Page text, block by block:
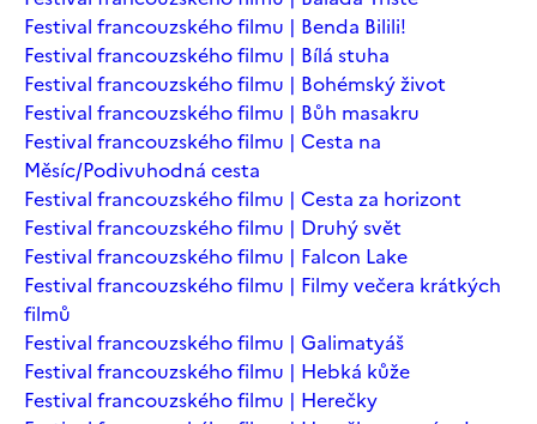
Festival francouzského filmu | Benda Bilili!
Festival francouzského filmu | Bílá stuha
Festival francouzského filmu | Bohémský život
Festival francouzského filmu | Bůh masakru
Festival francouzského filmu | Cesta na
Měsíc/Podivuhodná cesta
Festival francouzského filmu | Cesta za horizont
Festival francouzského filmu | Druhý svět
Festival francouzského filmu | Falcon Lake
Festival francouzského filmu | Filmy večera krátkých
filmů
Festival francouzského filmu | Galimatyáš
Festival francouzského filmu | Hebká kůže
Festival francouzského filmu | Herečky